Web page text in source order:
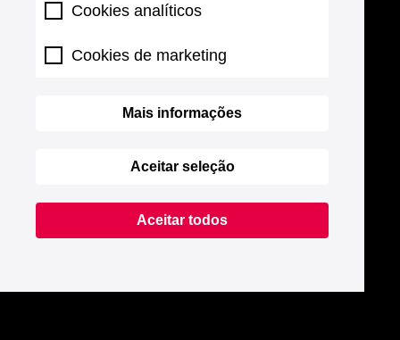
Cookies analíticos
Cookies de marketing
Mais informações
Aceitar seleção
Aceitar todos